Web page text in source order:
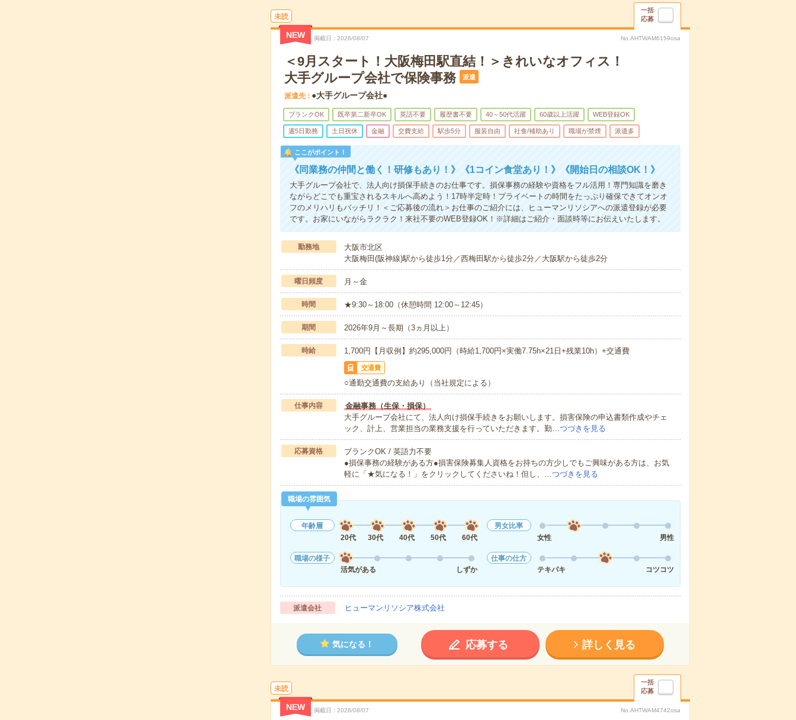
未読
一括
応募
NEW 掲載日 2026/08/07 No.AHTWAM6159osa
＜9月スタート！大阪梅田駅直結！＞きれいなオフィス！
大手グループ会社で保険事務
派遣
派遣先 ●大手グループ会社●
ブランクOK 既卒第二新卒OK 英語不要 履歴書不要 40～50代活躍 60歳以上活躍 WEB登録OK
週5日勤務 土日祝休 金融 交費支給 駅歩5分 服装自由 社食/補助あり 職場が禁煙 派遣多
ここがポイント！
《同業務の仲間と働く！研修もあり！》《1コイン食堂あり！》《開始日の相談OK！》
大手グループ会社で、法人向け損保手続きのお仕事です。損保事務の経験や資格をフル活用！専門知識を磨き
ながらどこでも重宝されるスキルへ高めよう！17時半定時！プライベートの時間をたっぷり確保できてオンオ
フのメリハリもバッチリ！＜ご応募後の流れ＞お仕事のご紹介には、ヒューマンリソシアへの派遣登録が必要
です。お家にいながらラクラク！来社不要のWEB登録OK！※詳細はご紹介・面談時等にお伝えいたします。
勤務地
大阪市北区
大阪梅田(阪神線)駅から徒歩1分／西梅田駅から徒歩2分／大阪駅から徒歩2分
曜日頻度 月～金
時間 ★9:30～18:00（休憩時間 12:00～12:45）
期間 2026年9月～長期（3ヵ月以上）
時給 1,700円【月収例】約295,000円（時給1,700円×実働7.75h×21日+残業10h）+交通費
交通費
○通勤交通費の支給あり（当社規定による）
仕事内容
金融事務（生保・損保）
大手グループ会社にて、法人向け損保手続きをお願いします。損害保険の申込書類作成やチェ
ック、計上、営業担当の業務支援を行っていただきます。勤…つづきを見る
応募資格
ブランクOK / 英語力不要
●損保事務の経験がある方●損害保険募集人資格をお持ちの方少しでもご興味がある方は、お気
軽に「★気になる！」をクリックしてくださいね！但し、…つづきを見る
職場の雰囲気
年齢層
20代
30代 40代 50代 60代
男女比率
女性
男性
職場の様子
活気がある
しずか
仕事の仕方
テキパキ
コツコツ
派遣会社 ヒューマンリソシア株式会社
気になる！ 応募する 詳しく見る
未読
一括
応募
NEW 掲載日 2026/08/07 No.AHTWAM4742osa